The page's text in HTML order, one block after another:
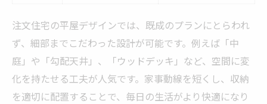
注文住宅の平屋デザインでは、既成のプランにとらわれ
ず、細部までこだわった設計が可能です。例えば「中
庭」や「勾配天井」、「ウッドデッキ」など、空間に変
化を持たせる工夫が人気です。家事動線を短くし、収納
を適切に配置することで、毎日の生活がより快適になり